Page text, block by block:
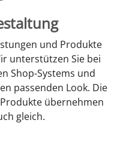
und Produkte
unterstützen Sie bei
Shop-Systems und
passenden Look. Die
übernehmen
gleich.